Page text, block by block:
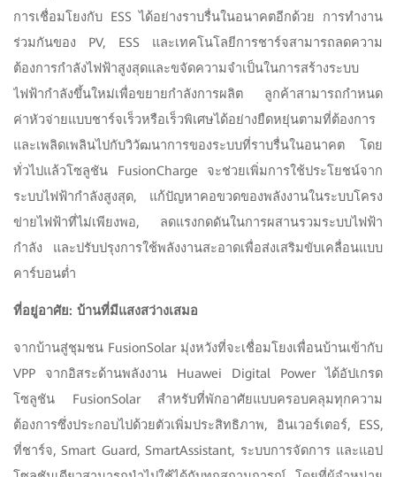
การเชื่อมโยงกับ ESS ได้อย่างราบรื่นในอนาคตอีกด้วย การทำงาน
ร่วมกันของ PV, ESS และเทคโนโลยีการชาร์จสามารถลดความ
ต้องการกำลังไฟฟ้าสูงสุดและขจัดความจำเป็นในการสร้างระบบ
ไฟฟ้ากำลังขึ้นใหม่เพื่อขยายกำลังการผลิต ลูกค้าสามารถกำหนด
ค่าหัวจ่ายแบบชาร์จเร็วหรือเร็วพิเศษได้อย่างยืดหยุ่นตามที่ต้องการ
และเพลิดเพลินไปกับวิวัฒนาการของระบบที่ราบรื่นในอนาคต โดย
ทั่วไปแล้วโซลูชัน FusionCharge จะช่วยเพิ่มการใช้ประโยชน์จาก
ระบบไฟฟ้ากำลังสูงสุด, แก้ปัญหาคอขวดของพลังงานในระบบโครง
ข่ายไฟฟ้าที่ไม่เพียงพอ, ลดแรงกดดันในการผสานรวมระบบไฟฟ้า
กำลัง และปรับปรุงการใช้พลังงานสะอาดเพื่อส่งเสริมขับเคลื่อนแบบ
คาร์บอนต่ำ
ที่อยู่อาศัย: บ้านที่มีแสงสว่างเสมอ
จากบ้านสู่ชุมชน FusionSolar มุ่งหวังที่จะเชื่อมโยงเพื่อนบ้านเข้ากับ
VPP จากอิสระด้านพลังงาน Huawei Digital Power ได้อัปเกรด
โซลูชัน FusionSolar สำหรับที่พักอาศัยแบบครอบคลุมทุกความ
ต้องการซึ่งประกอบไปด้วยตัวเพิ่มประสิทธิภาพ, อินเวอร์เตอร์, ESS,
ที่ชาร์จ, Smart Guard, SmartAssistant, ระบบการจัดการ และแอป